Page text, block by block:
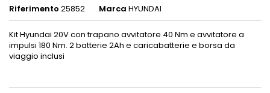
Riferimento 25852 Marca HYUNDAI
Kit Hyundai 20V con trapano avvitatore 40 Nm e avvitatore a
impulsi 180 Nm. 2 batterie 2Ah e caricabatterie e borsa da
viaggio inclusi